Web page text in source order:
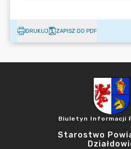
DRUKUJ ZAPISZ DO PDF
Biuletyn Informacji
Starostwo